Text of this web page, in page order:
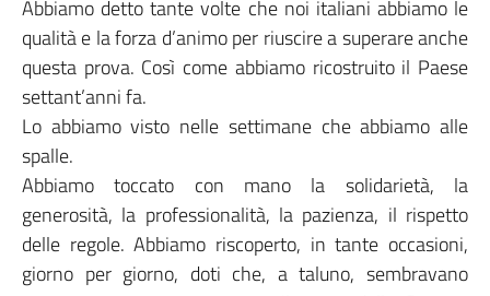
Abbiamo detto tante volte che noi italiani abbiamo le
qualità e la forza d’animo per riuscire a superare anche
questa prova. Così come abbiamo ricostruito il Paese
settant’anni fa.
Lo abbiamo visto nelle settimane che abbiamo alle
spalle.
Abbiamo toccato con mano la solidarietà, la
generosità, la professionalità, la pazienza, il rispetto
delle regole. Abbiamo riscoperto, in tante occasioni,
giorno per giorno, doti che, a taluno, sembravano